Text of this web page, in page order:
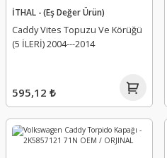
İTHAL - (Eş Değer Ürün)
Caddy Vites Topuzu Ve Körüğü
(5 İLERİ) 2004---2014
595,12 ₺